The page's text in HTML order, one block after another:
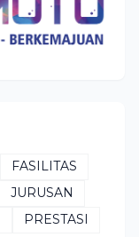
FASILITAS
JURUSAN
PRESTASI